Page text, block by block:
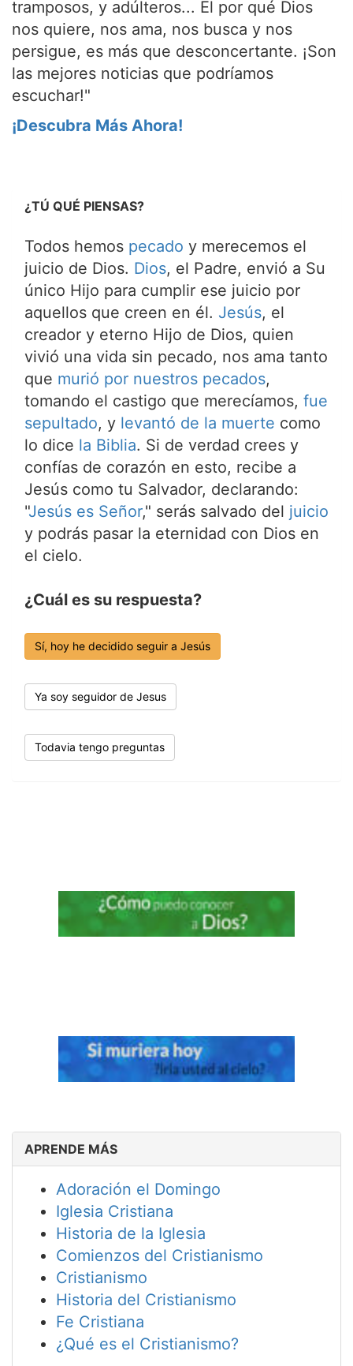
tramposos, y adúlteros... El por qué Dios
nos quiere, nos ama, nos busca y nos
persigue, es más que desconcertante. ¡Son
las mejores noticias que podríamos
escuchar!"
¡Descubra Más Ahora!
¿TÚ QUÉ PIENSAS?
Todos hemos pecado y merecemos el
juicio de Dios. Dios, el Padre, envió a Su
único Hijo para cumplir ese juicio por
aquellos que creen en él. Jesús, el
creador y eterno Hijo de Dios, quien
vivió una vida sin pecado, nos ama tanto
que murió por nuestros pecados,
tomando el castigo que merecíamos, fue
sepultado, y levantó de la muerte como
lo dice la Biblia. Si de verdad crees y
confías de corazón en esto, recibe a
Jesús como tu Salvador, declarando:
"Jesús es Señor," serás salvado del juicio
y podrás pasar la eternidad con Dios en
el cielo.
¿Cuál es su respuesta?
Sí, hoy he decidido seguir a Jesús
Ya soy seguidor de Jesus
Todavia tengo preguntas
APRENDE MÁS
Adoración el Domingo
Iglesia Cristiana
Historia de la Iglesia
Comienzos del Cristianismo
Cristianismo
Historia del Cristianismo
Fe Cristiana
¿Qué es el Cristianismo?